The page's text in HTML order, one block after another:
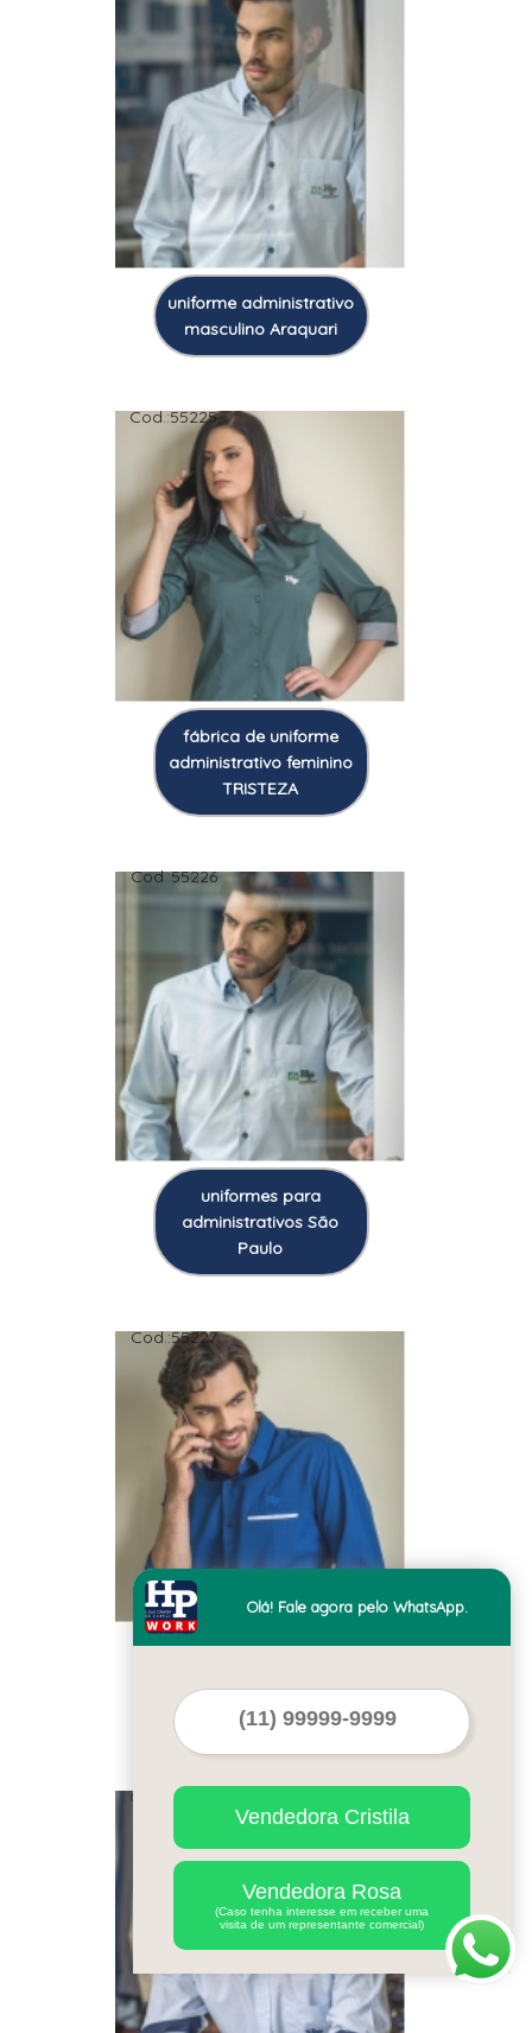
uniforme administrativo
masculino Araquari
Cod.:55225
fábrica de uniforme
administrativo feminino
TRISTEZA
Cod.:55226
uniformes para
administrativos São
Paulo
Cod.:55227
Grande da Serra
Cod.: 55228
Olá! Fale agora pelo WhatsApp.
Vendedora Cristila
Vendedora Rosa
(Caso tenha interesse em receber uma
visita de um representante comercial)